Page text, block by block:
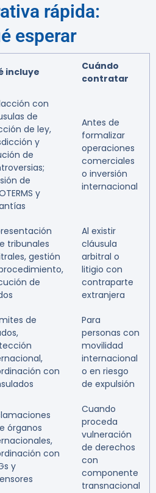
rápida:
esperar
incluye
Cuándo
contratar
con
de
de ley,
y
de
de
y
Antes de
formalizar
operaciones
comerciales
o inversión
internacional
tribunales
gestión
de
Al existir
cláusula
arbitral o
litigio con
contraparte
extranjera
de
con
Para
personas con
movilidad
internacional
o en riesgo
de expulsión
órganos
con
y
Cuando
proceda
vulneración
de derechos
con
componente
transnacional